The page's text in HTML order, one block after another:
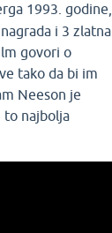
1993. godine,
i 3 zlatna
govori o
tako da bi im
Neeson je
to najbolja